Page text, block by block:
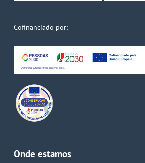
Cofinanciado por:
Onde estamos